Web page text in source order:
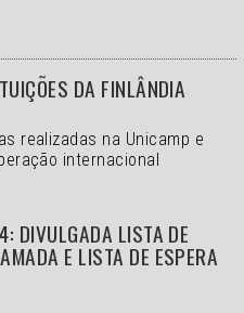
DA FINLÂNDIA
realizadas na Unicamp e
internacional
DIVULGADA LISTA DE
E LISTA DE ESPERA